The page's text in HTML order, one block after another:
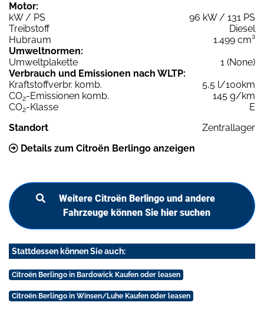
Motor:
kW / PS
96 kW / 131 PS
Treibstoff
Diesel
Hubraum
1.499 cm³
Umweltnormen:
Umweltplakette
1 (None)
Verbrauch und Emissionen nach WLTP:
Kraftstoffverbr. komb.
5,5 l/100km
CO2-Emissionen komb.
145 g/km
CO2-Klasse
E
Standort
Zentrallager
Details zum Citroën Berlingo anzeigen
Weitere Citroën Berlingo und andere
Fahrzeuge können Sie hier suchen
Stattdessen können Sie auch:
Citroën Berlingo in Bardowick Kaufen oder leasen
Citroën Berlingo in Winsen/Luhe Kaufen oder leasen